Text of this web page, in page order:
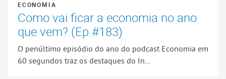
ECONOMIA
Como vai ficar a economia no ano
que vem? (Ep.#183)
O penúltimo episódio do ano do podcast Economia em
60 segundos traz os destaques do In...